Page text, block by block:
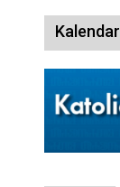
Kalendar